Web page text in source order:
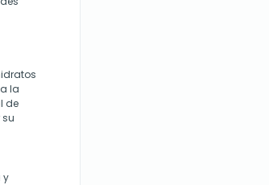
la
de
y